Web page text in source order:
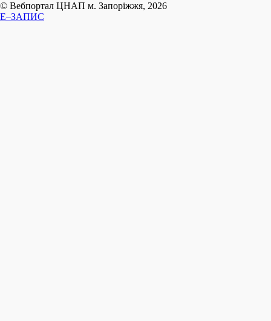
© Вебпортал ЦНАП м. Запоріжжя, 2026
E–ЗАПИС